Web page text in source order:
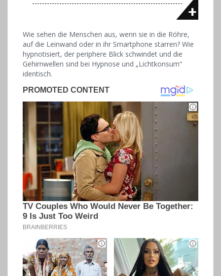
Wie sehen die Menschen aus, wenn sie in die Röhre,
auf die Leinwand oder in ihr Smartphone starren? Wie
hypnotisiert, der periphere Blick schwindet und die
Gehirnwellen sind bei Hypnose und „Lichtkonsum“
identisch.